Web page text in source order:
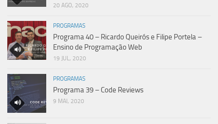
20 AGO, 2020
PROGRAMAS
Programa 40 – Ricardo Queirós e Filipe Portela –
Ensino de Programação Web
19 JUL, 2020
PROGRAMAS
Programa 39 – Code Reviews
9 MAI, 2020